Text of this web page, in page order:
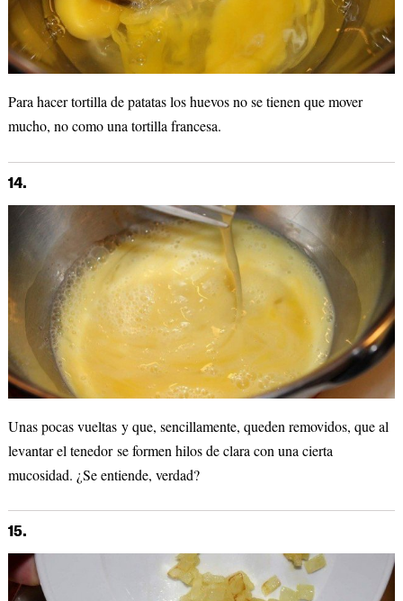
Para hacer tortilla de patatas los huevos no se tienen que mover
mucho, no como una tortilla francesa.
14.
Unas pocas vueltas y que, sencillamente, queden removidos, que al
levantar el tenedor se formen hilos de clara con una cierta
mucosidad. ¿Se entiende, verdad?
15.